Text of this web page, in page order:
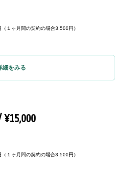
１ヶ月間の契約の場合3,500円）
細をみる
¥15,000
１ヶ月間の契約の場合3,500円）